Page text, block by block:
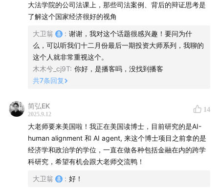
大法学院的公司法课上，那些司法案例、背后的辩证思考是
了解这个国家经济很好的视角
大卫翁 : 谢谢，我对这个话题很感兴趣！要问为什
么，可以听我们十二月份最后一期投资大师系列，我聊的
这个人就非常重视这个。
木木兮_cj9T: 你好，是播客吗，没找到播客
共7条回复
简弘EK
2025.9.12
14
大老师要来美国啦！我正在美国读博士，目前研究的是AI-
human alignment 和 AI agent, 来这个博士项目之前拿的是
经济学和政治学的学位，一直在做各种包括金融在内的跨学
科研究，希望有机会跟大老师交流鸭！
大卫翁 : 好！